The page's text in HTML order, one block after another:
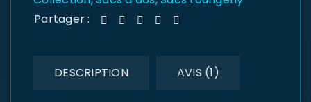
Partager :
DESCRIPTION AVIS (1)